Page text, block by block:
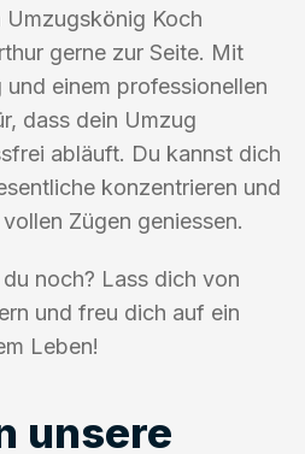
Umzugskönig Koch
gerne zur Seite. Mit
und einem professionellen
dass dein Umzug
abläuft. Du kannst dich
konzentrieren und
Zügen geniessen.
noch? Lass dich von
und freu dich auf ein
Leben!
unsere